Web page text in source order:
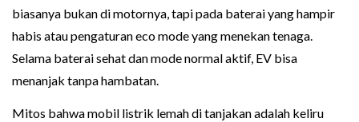
biasanya bukan di motornya, tapi pada baterai yang hampir
habis atau pengaturan eco mode yang menekan tenaga.
Selama baterai sehat dan mode normal aktif, EV bisa
menanjak tanpa hambatan.
Mitos bahwa mobil listrik lemah di tanjakan adalah keliru